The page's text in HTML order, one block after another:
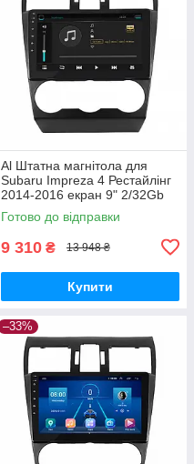
Al Штатна магнітола для
Subaru Impreza 4 Рестайлінг
2014-2016 екран 9" 2/32Gb
4G Wi-Fi GPS Top Android
Готово до відправки
9 310 ₴ 13 948 ₴
Купити
–33%